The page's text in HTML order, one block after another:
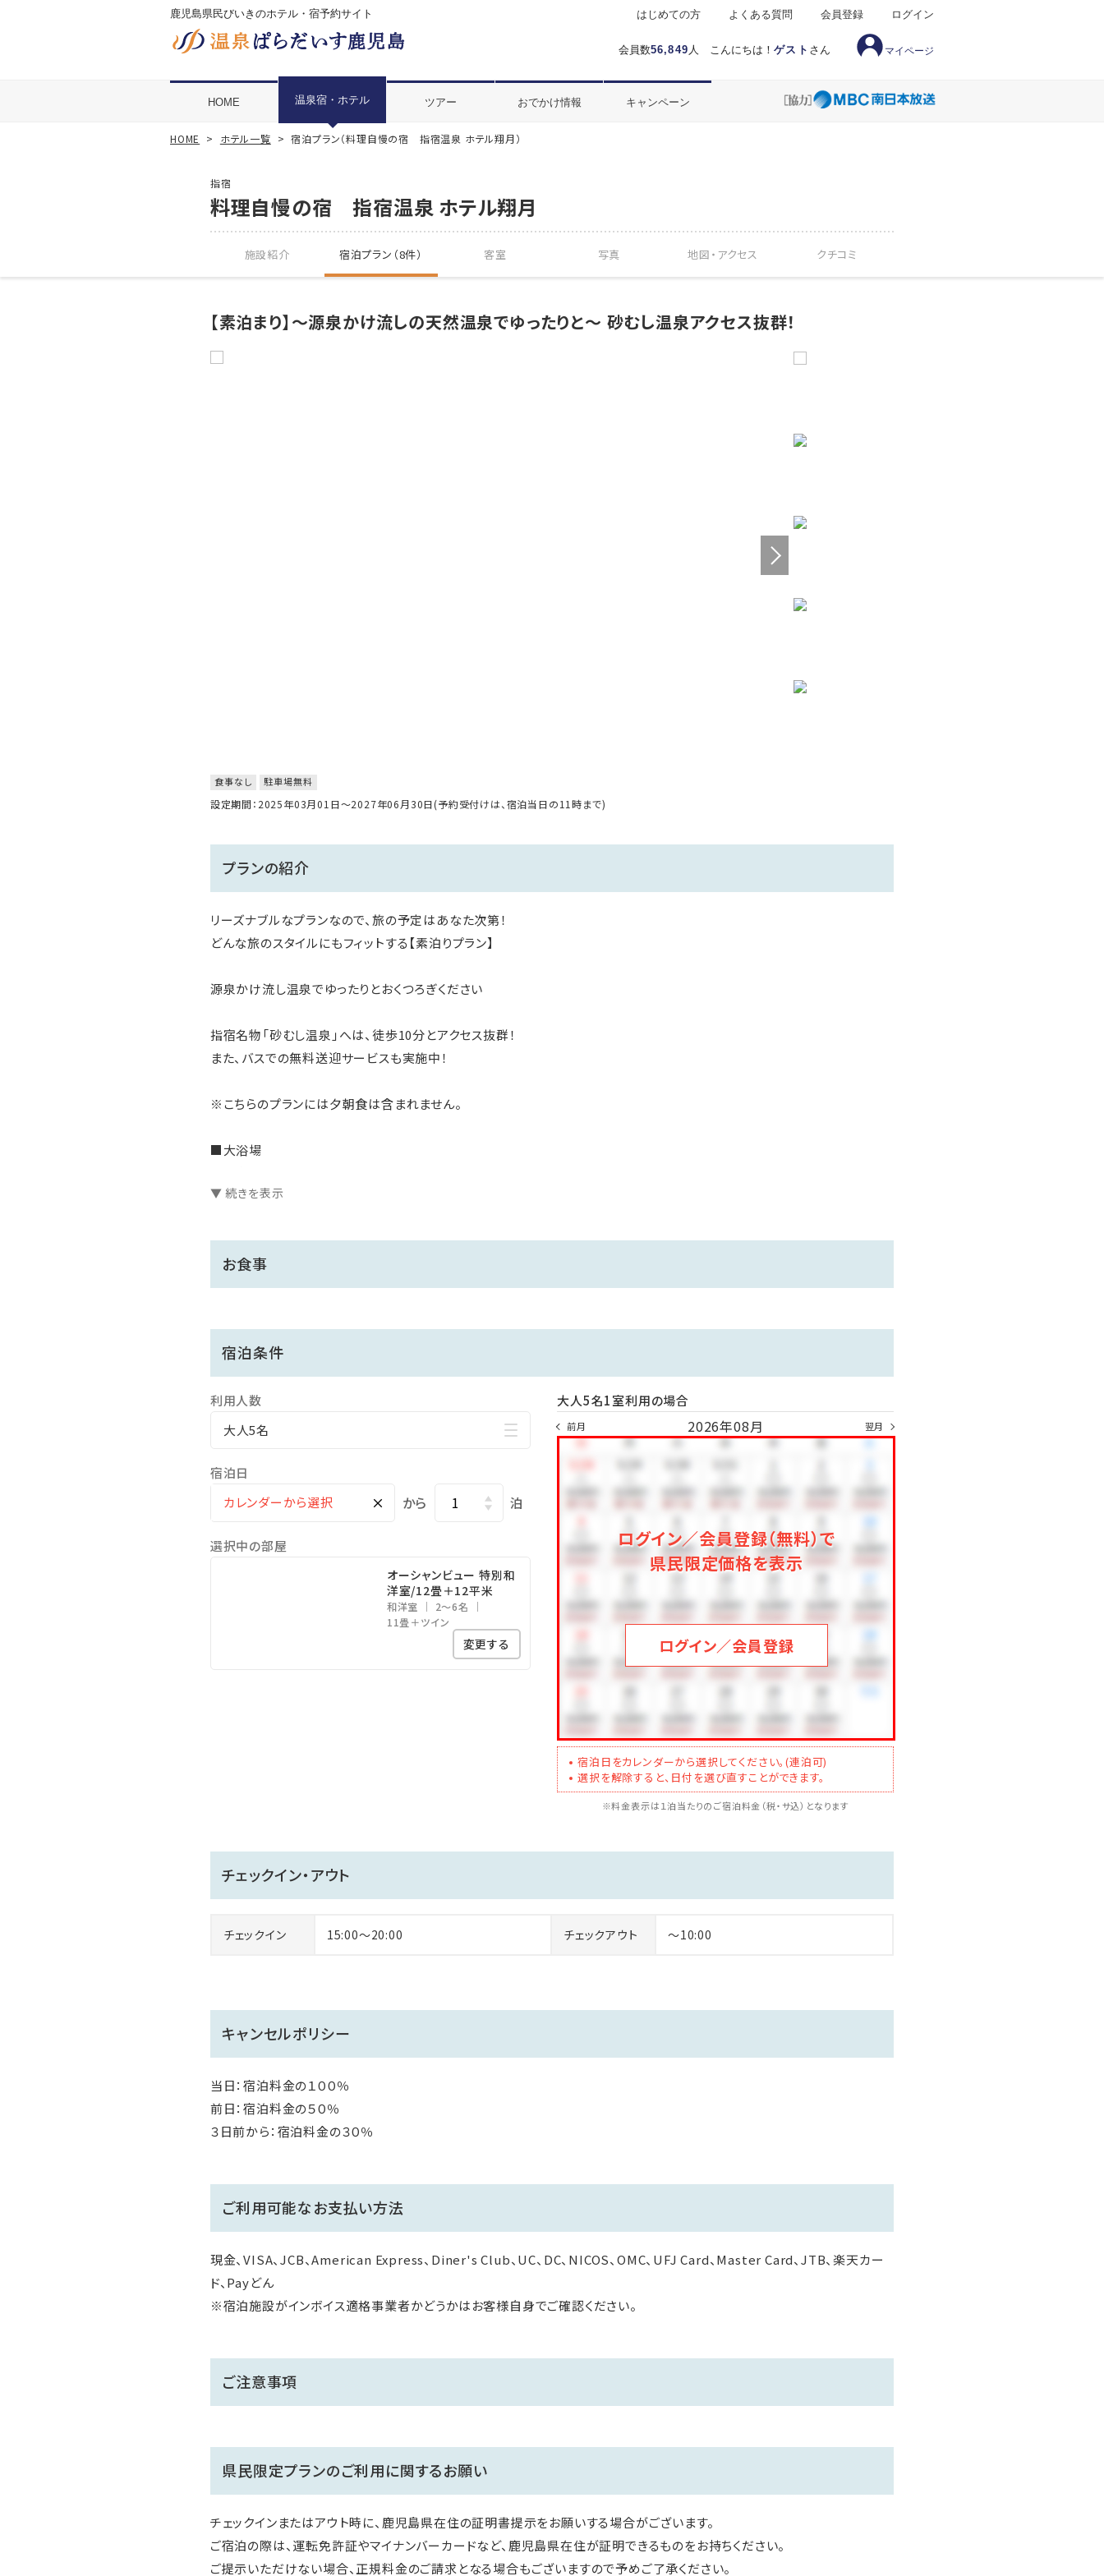
鹿児島県民びいきのホテル・宿予約サイト
会員数56,849 人 こんにちは！ゲスト さん マイページ
はじめての方 よくある質問 会員登録 ログイン
HOME 温泉宿・ホテル ツアー おでかけ情報 キャンペーン
HOME ホテル一覧 宿泊プラン（料理自慢の宿 指宿温泉 ホテル翔月）
指宿
料理自慢の宿 指宿温泉 ホテル翔月
施設紹介 宿泊プラン（8件） 客室 写真 地図・ アクセス クチコミ
【素泊まり】～源泉かけ流しの天然温泉でゆったりと～ 砂むし温泉アクセス抜群！
食事なし 駐車場無料
設定期間：2025年03月01日～2027年06月30日(予約受付けは、宿泊当日の11時まで)
プランの紹介
リーズナブルなプランなので、旅の予定はあなた次第！
どんな旅のスタイルにもフィットする【素泊りプラン】
源泉かけ流し温泉でゆったりとおくつろぎください
指宿名物「砂むし温泉」へは、徒歩10分とアクセス抜群！
また、バスでの無料送迎サービスも実施中！
※こちらのプランには夕朝食は含まれません。
■大浴場
指通りなめらかで、美肌効果もあり、ご宿泊のお客様はもとより、地元のお客様からも大変人気です。
【ご入浴時間】
15：30～24：00 ／ 5：30～9：00
※朝夜で男女入れ替え制。サウナのみ営業時間が異なります。（16：30～22：00）
■指宿名物 砂むし温泉
館内にはございませんが、徒歩10分圏内に砂むし温泉会館『砂楽』がございます。
散策ついでに海岸線沿いを歩けばすぐに到着！
夕方16：00からは、無料の送迎バスも15分間隔で運行しておりますので、お気軽にご利用ください。
【砂楽への無料送迎サービス】
送り…16：00～ 15分間隔 最終19：45
大人…2100円（タオル、バスタオル付）
・当ホテルフロントにてご購入頂けます。
・砂むし温泉用の浴衣は『砂楽』にてお受け取りください。
JR指宿駅から徒歩15分、タクシーで5分（基本料金内で到着可能）
当館は全館禁煙です。喫煙の際は、玄関近くにございます喫煙所をご利用ください。
▼ 続きを表示
お食事
宿泊条件
利用人数
大人5名
宿泊日
× から 泊
選択中の部屋
オーシャンビュー 特別和
洋室/12畳＋12平米
和洋室
2～6名
11畳＋ツイン
変更する
大人5名1室利用の場合
前月 2026年08月 翌月
ログイン／会員登録（無料）で
県民限定価格を表示
ログイン／会員登録
宿泊日をカレンダーから選択してください。(連泊可)
選択を解除すると、日付を選び直すことができます。
※料金表示は１泊当たりのご宿泊料金（税・サ込）となります
チェックイン・アウト
チェックイン 15:00～20:00 チェックアウト ～10:00
キャンセルポリシー
当日：宿泊料金の１００％
前日：宿泊料金の５０％
３日前から：宿泊料金の３０％
ご利用可能なお支払い方法
現金、VISA、JCB、American Express、Diner's Club、UC、DC、NICOS、OMC、UFJ Card、Master Card、JTB、楽天カー
ド、Payどん
※宿泊施設がインボイス適格事業者かどうかはお客様自身でご確認ください。
ご注意事項
県民限定プランのご利用に関するお願い
チェックインまたはアウト時に、鹿児島県在住の証明書提示をお願いする場合がございます。
ご宿泊の際は、運転免許証やマイナンバーカードなど、鹿児島県在住が証明できるものをお持ちください。
ご提示いただけない場合、正規料金のご請求となる場合もございますので予めご了承ください。